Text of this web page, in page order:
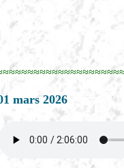
mars 2026